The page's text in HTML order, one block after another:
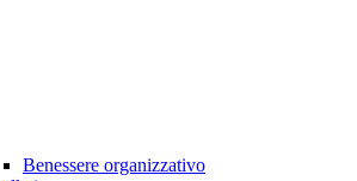
Benessere organizzativo